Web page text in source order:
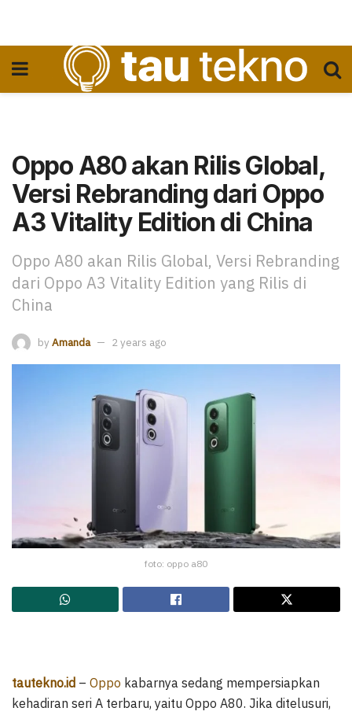
Oppo A80 akan Rilis Global,
Versi Rebranding dari Oppo
A3 Vitality Edition di China
Oppo A80 akan Rilis Global, Versi Rebranding
dari Oppo A3 Vitality Edition yang Rilis di
China
by Amanda 2 years ago
foto: oppo a80
tautekno.id – Oppo kabarnya sedang mempersiapkan
kehadiran seri A terbaru, yaitu Oppo A80. Jika ditelusuri,